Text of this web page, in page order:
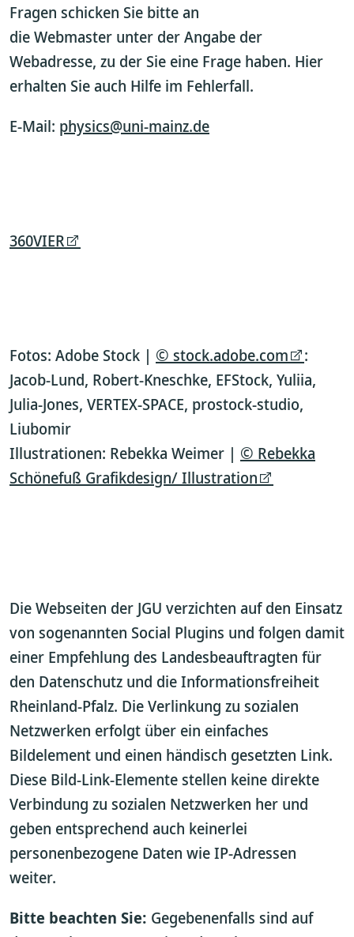
Fragen schicken Sie bitte an
die Webmaster unter der Angabe der
Webadresse, zu der Sie eine Frage haben. Hier
erhalten Sie auch Hilfe im Fehlerfall.
E-Mail: physics@uni-mainz.de
360VIER
Fotos: Adobe Stock | © stock.adobe.com
:
Jacob-Lund, Robert-Kneschke, EFStock, Yuliia,
Julia-Jones, VERTEX-SPACE, prostock-studio,
Liubomir
Illustrationen: Rebekka Weimer | © Rebekka
Schönefuß Grafikdesign/ Illustration
Die Webseiten der JGU verzichten auf den Einsatz
von sogenannten Social Plugins und folgen damit
einer Empfehlung des Landesbeauftragten für
den Datenschutz und die Informationsfreiheit
Rheinland-Pfalz. Die Verlinkung zu sozialen
Netzwerken erfolgt über ein einfaches
Bildelement und einen händisch gesetzten Link.
Diese Bild-Link-Elemente stellen keine direkte
Verbindung zu sozialen Netzwerken her und
geben entsprechend auch keinerlei
personenbezogene Daten wie IP-Adressen
weiter.
Bitte beachten Sie: Gegebenenfalls sind auf